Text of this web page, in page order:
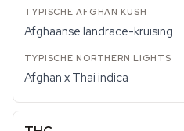
Afghaanse landrace-kruising
Afghan x Thai indica